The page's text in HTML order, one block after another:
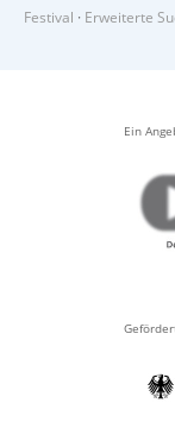
Festival · Erweiterte
Ein